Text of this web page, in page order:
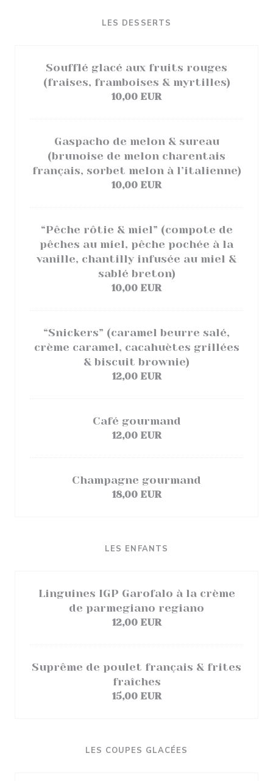
LES DESSERTS
Soufflé glacé aux fruits rouges
(fraises, framboises & myrtilles)
10,00 EUR
Gaspacho de melon & sureau
(brunoise de melon charentais
français, sorbet melon à l’italienne)
10,00 EUR
“Pêche rôtie & miel” (compote de
pêches au miel, pêche pochée à la
vanille, chantilly infusée au miel &
sablé breton)
10,00 EUR
“Snickers” (caramel beurre salé,
crème caramel, cacahuètes grillées
& biscuit brownie)
12,00 EUR
Café gourmand
12,00 EUR
Champagne gourmand
18,00 EUR
LES ENFANTS
Linguines IGP Garofalo à la crème
de parmegiano regiano
12,00 EUR
Suprême de poulet français & frites
fraîches
15,00 EUR
LES COUPES GLACÉES